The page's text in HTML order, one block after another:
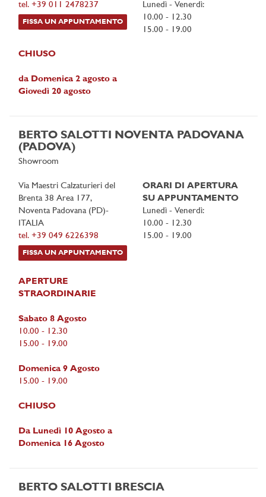
tel. +39 011 2478237
FISSA UN APPUNTAMENTO
Lunedì - Venerdì:
10.00 - 12.30
15.00 - 19.00
CHIUSO
da Domenica 2 agosto a
Giovedì 20 agosto
BERTO SALOTTI NOVENTA PADOVANA
(PADOVA)
Showroom
Via Maestri Calzaturieri del
Brenta 38 Area 177,
Noventa Padovana (PD)-
ITALIA
tel. +39 049 6226398
FISSA UN APPUNTAMENTO
ORARI DI APERTURA
SU APPUNTAMENTO
Lunedì - Venerdì:
10.00 - 12.30
15.00 - 19.00
APERTURE
STRAORDINARIE
Sabato 8 Agosto
10.00 - 12.30
15.00 - 19.00
Domenica 9 Agosto
15.00 - 19.00
CHIUSO
Da Lunedì 10 Agosto a
Domenica 16 Agosto
BERTO SALOTTI BRESCIA